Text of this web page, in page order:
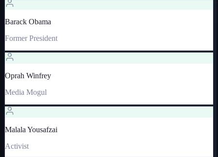
Barack Obama
Former President
Oprah Winfrey
Media Mogul
Malala Yousafzai
Activist